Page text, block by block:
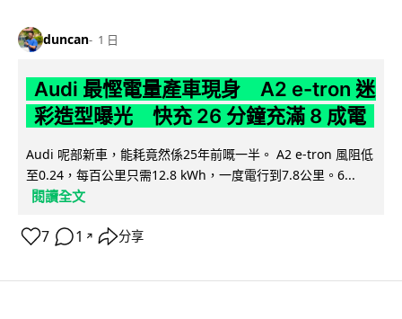
duncan 1 日
Audi 最慳電量產車現身 A2 e-tron 迷
彩造型曝光 快充 26 分鐘充滿 8 成電
Audi 呢部新車，能耗竟然係25年前嘅一半。 A2 e-tron 風阻低
至0.24，每百公里只需12.8 kWh，一度電行到7.8公里。6...
閱讀全文
7 1 ↗ 分享